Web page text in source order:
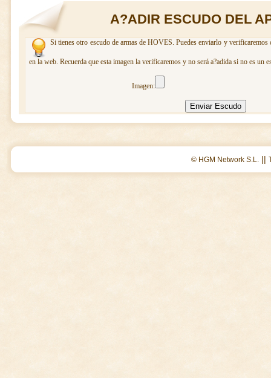
A?ADIR ESCUDO DEL
Si tienes otro escudo de armas de HOVES. Puedes enviarlo y
en la web. Recuerda que esta imagen la verificaremos y no será a?adida si no es un
Imagen:
© HGM Network S.L. ||